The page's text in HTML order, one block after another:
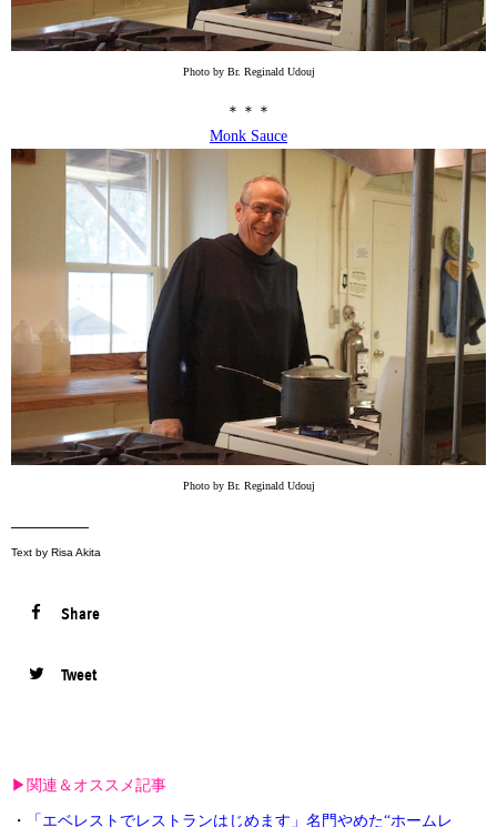
Photo by Br. Reginald Udouj
＊＊＊
Monk Sauce
Photo by Br. Reginald Udouj
—————
Text by Risa Akita
Share
Tweet
▶︎関連＆オススメ記事
・ 「エベレストでレストランはじめます」名門やめた“ホームレ